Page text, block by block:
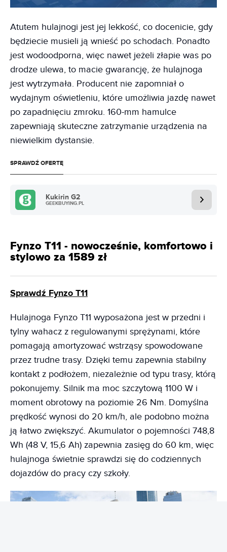
Atutem hulajnogi jest jej lekkość, co docenicie, gdy
będziecie musieli ją wnieść po schodach. Ponadto
jest wodoodporna, więc nawet jeżeli złapie was po
drodze ulewa, to macie gwarancję, że hulajnoga
jest wytrzymała. Producent nie zapomniał o
wydajnym oświetleniu, które umożliwia jazdę nawet
po zapadnięciu zmroku. 160-mm hamulce
zapewniają skuteczne zatrzymanie urządzenia na
niewielkim dystansie.
SPRAWDŹ OFERTĘ
Kukirin G2
GEEKBUYING.PL
Fynzo T11 - nowocześnie, komfortowo i
stylowo za 1589 zł
Sprawdź Fynzo T11
Hulajnoga Fynzo T11 wyposażona jest w przedni i
tylny wahacz z regulowanymi sprężynami, które
pomagają amortyzować wstrząsy spowodowane
przez trudne trasy. Dzięki temu zapewnia stabilny
kontakt z podłożem, niezależnie od typu trasy, którą
pokonujemy. Silnik ma moc szczytową 1100 W i
moment obrotowy na poziomie 26 Nm. Domyślna
prędkość wynosi do 20 km/h, ale podobno można
ją łatwo zwiększyć. Akumulator o pojemności 748,8
Wh (48 V, 15,6 Ah) zapewnia zasięg do 60 km, więc
hulajnoga świetnie sprawdzi się do codziennych
dojazdów do pracy czy szkoły.